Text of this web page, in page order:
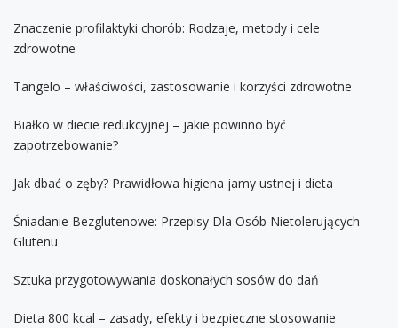
Znaczenie profilaktyki chorób: Rodzaje, metody i cele
zdrowotne
Tangelo – właściwości, zastosowanie i korzyści zdrowotne
Białko w diecie redukcyjnej – jakie powinno być
zapotrzebowanie?
Jak dbać o zęby? Prawidłowa higiena jamy ustnej i dieta
Śniadanie Bezglutenowe: Przepisy Dla Osób Nietolerujących
Glutenu
Sztuka przygotowywania doskonałych sosów do dań
Dieta 800 kcal – zasady, efekty i bezpieczne stosowanie